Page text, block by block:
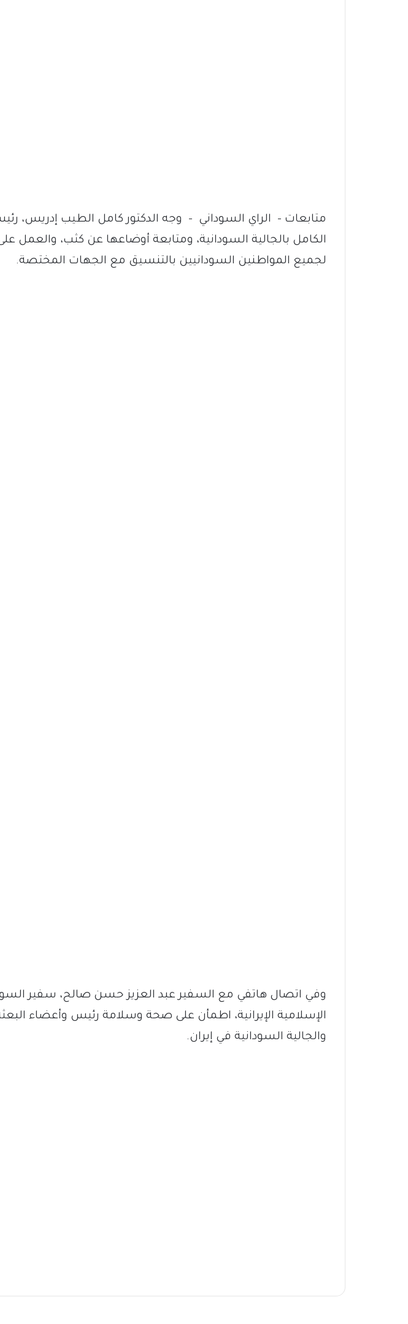
متابعات – الراي السوداني – وجه الدكتور كامل الطيب إدريس، رئيس
الكامل بالجالية السودانية، ومتابعة أوضاعها عن كثب، والعمل
لجميع المواطنين السودانيين بالتنسيق مع الجهات المختصة.
وفي اتصال هاتفي مع السفير عبد العزيز حسن صالح، سفير
الإسلامية الإيرانية، اطمأن على صحة وسلامة رئيس وأعضاء
والجالية السودانية في إيران.